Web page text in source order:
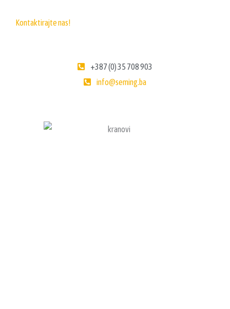
Kontaktirajte nas!
+387 (0) 35 708 903
info@seming.ba